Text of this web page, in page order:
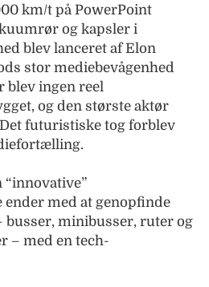
km/t på PowerPoint
og kapsler i
blev lanceret af Elon
stor mediebevågenhed
blev ingen reel
og den største aktør
futuristiske tog forblev
“innovative”
med at genopfinde
busser, minibusser, ruter og
– med en tech-